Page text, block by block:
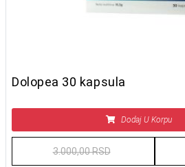
Dolopea 30 kapsula
Dodaj U Korpu
3.000,00 RSD